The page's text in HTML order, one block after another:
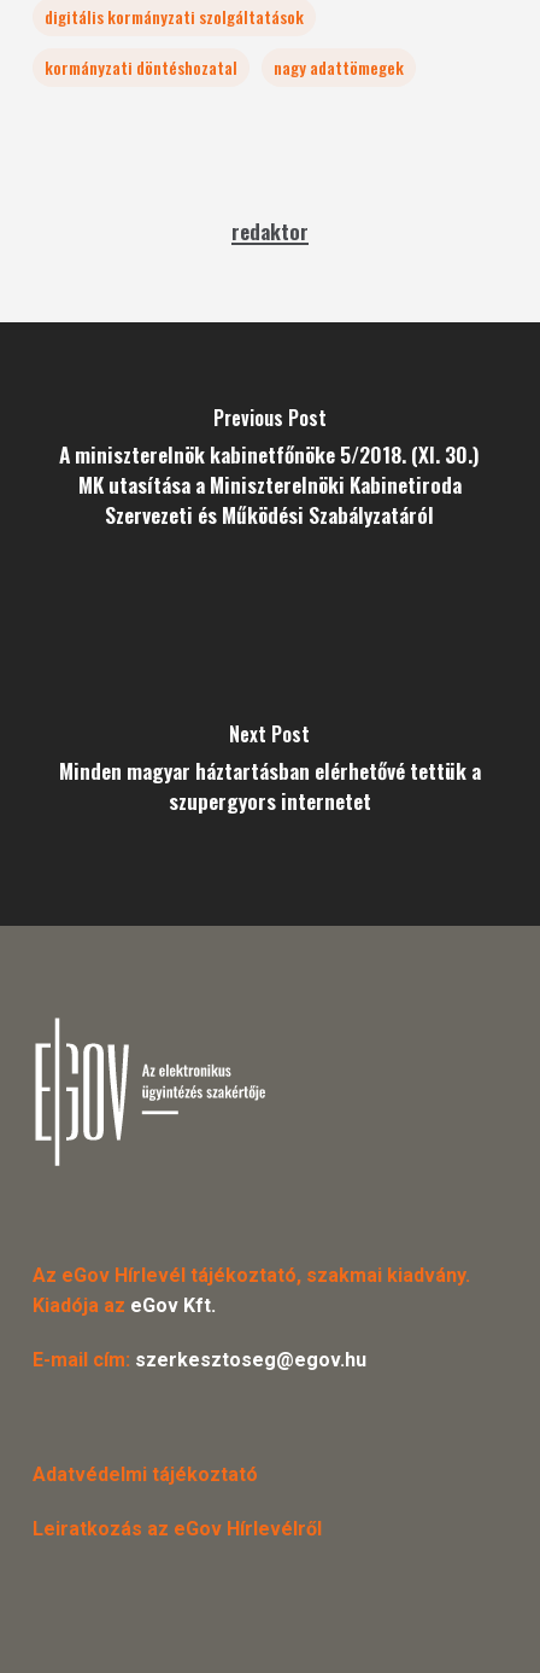
digitális kormányzati szolgáltatások
kormányzati döntéshozatal
nagy adattömegek
redaktor
Previous Post
A miniszterelnök kabinetfőnöke 5/2018. (XI. 30.)
MK utasítása a Miniszterelnöki Kabinetiroda
Szervezeti és Működési Szabályzatáról
Next Post
Minden magyar háztartásban elérhetővé tettük a
szupergyors internetet
Az eGov Hírlevél tájékoztató, szakmai kiadvány.
Kiadója az eGov Kft.
E-mail cím: szerkesztoseg@egov.hu
Adatvédelmi tájékoztató
Leiratkozás az eGov Hírlevélről